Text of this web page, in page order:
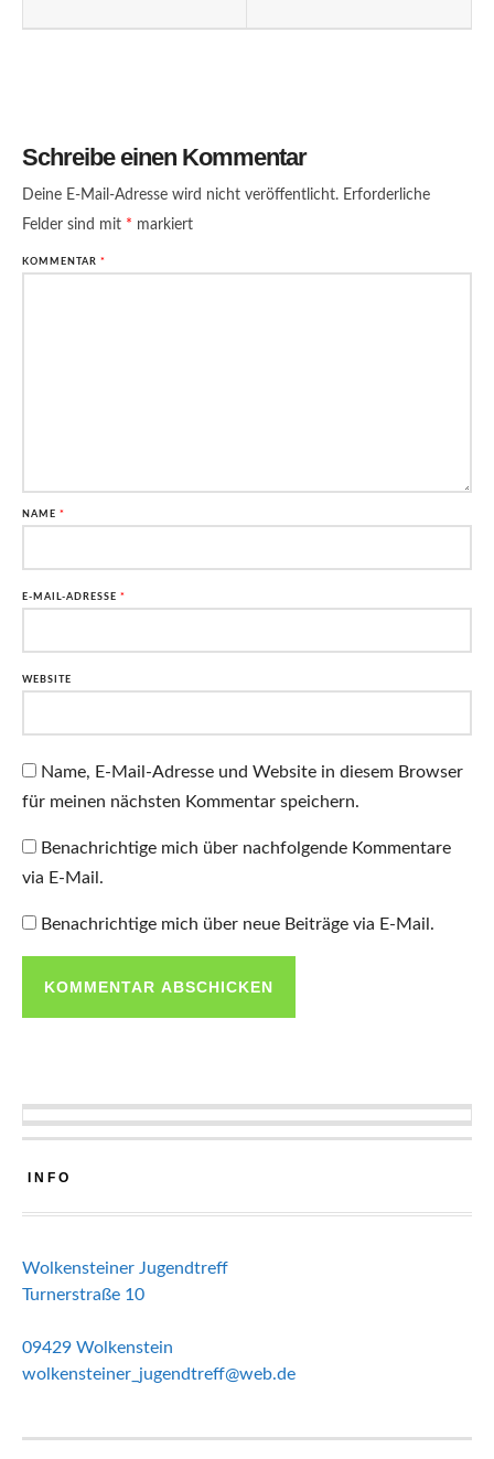
Schreibe einen Kommentar
Deine E-Mail-Adresse wird nicht veröffentlicht. Erforderliche
Felder sind mit * markiert
KOMMENTAR *
NAME *
E-MAIL-ADRESSE *
WEBSITE
Name, E-Mail-Adresse und Website in diesem Browser
für meinen nächsten Kommentar speichern.
Benachrichtige mich über nachfolgende Kommentare
via E-Mail.
Benachrichtige mich über neue Beiträge via E-Mail.
INFO
Wolkensteiner Jugendtreff
Turnerstraße 10
09429 Wolkenstein
wolkensteiner_jugendtreff@web.de